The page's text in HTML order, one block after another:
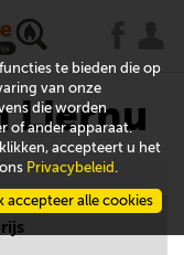
Liernu
te bieden die op
van onze
die worden
of ander apparaat.
accepteert u het
Privacybeleid .
accepteer alle cookies